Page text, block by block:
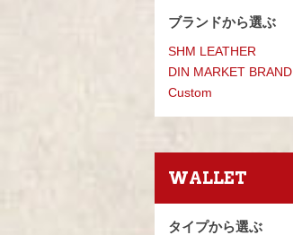
ブランドから選ぶ
SHM LEATHER
DIN MARKET BRAND
Custom
WALLET
タイプから選ぶ